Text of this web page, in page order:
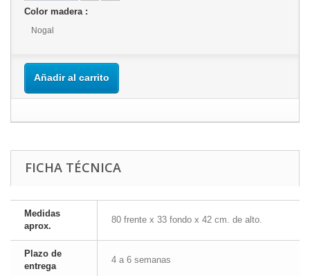
Color madera :
Nogal
Añadir al carrito
FICHA TÉCNICA
Medidas
aprox.
80 frente x 33 fondo x 42 cm. de alto.
Plazo de
entrega
4 a 6 semanas